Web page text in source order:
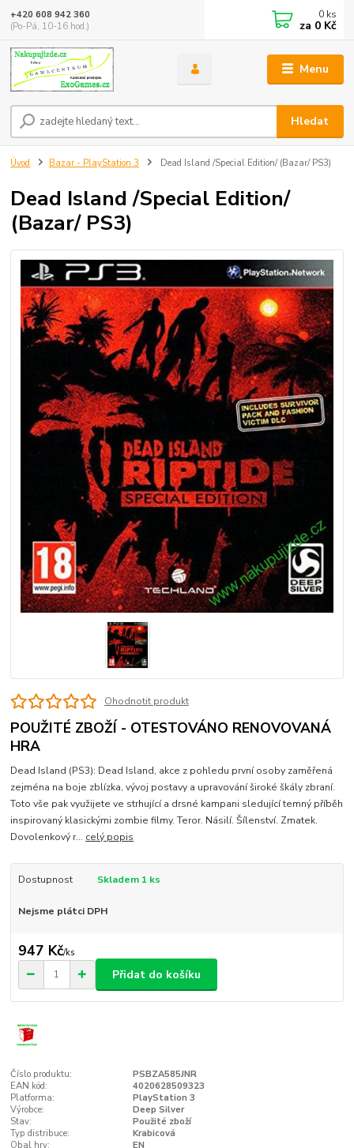
Menu
Hledat
+420 608 942 360
(Po-Pá, 10-16 hod.)
0 ks
za 0 Kč
Úvod Bazar - PlayStation 3 Dead Island /Special Edition/ (Bazar/ PS3)
Dead Island /Special Edition/
(Bazar/ PS3)
Ohodnotit produkt
POUŽITÉ ZBOŽÍ - OTESTOVÁNO RENOVOVANÁ
HRA
Dead Island (PS3): Dead Island, akce z pohledu první osoby zaměřená
zejména na boje zblízka, vývoj postavy a upravování široké škály zbraní.
Toto vše pak využijete ve strhující a drsné kampani sledující temný příběh
inspirovaný klasickými zombie filmy. Teror. Násilí. Šílenství. Zmatek.
Dovolenkový r... celý popis
Dostupnost Skladem 1 ks
Nejsme plátci DPH
947 Kč/ks
Přidat do košíku
Číslo produktu:
PSBZA585JNR
EAN kód:
4020628509323
Platforma:
PlayStation 3
Výrobce:
Deep Silver
Stav:
Použité zboží
Typ distribuce:
Krabicová
Obal hry:
EN